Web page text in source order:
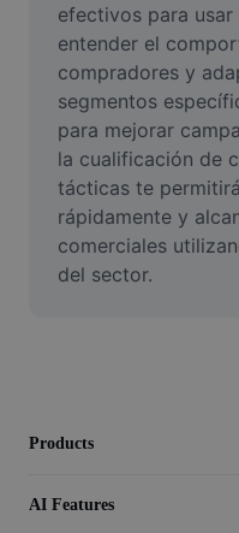
Video
Remove video BG
Enhance quality
Video Editor
Trim Video
Add Subtitles To Video
efectivos para
entender el
compradores y
segmentos
para mejorar
la cualificación de
tácticas te
rápidamente y
comerciales
del sector.
Products
AI Features